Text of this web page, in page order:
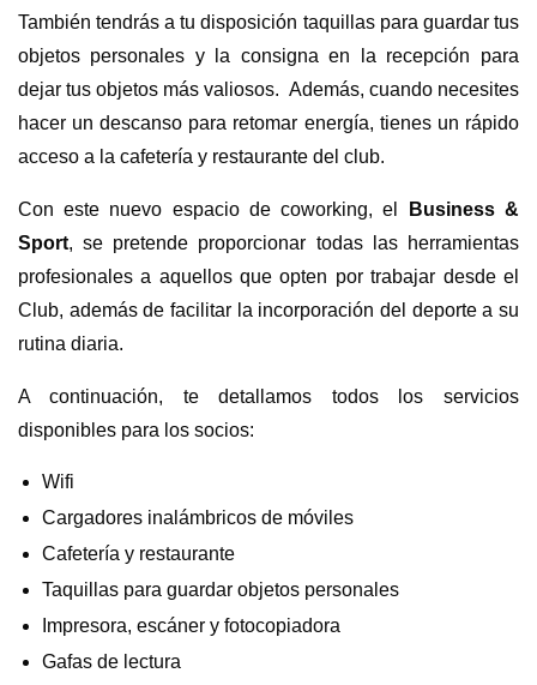
También tendrás a tu disposición taquillas para guardar tus
objetos personales y la consigna en la recepción para
dejar tus objetos más valiosos. Además, cuando necesites
hacer un descanso para retomar energía, tienes un rápido
acceso a la cafetería y restaurante del club.
Con este nuevo espacio de coworking, el
Business &
Sport, se pretende proporcionar todas las herramientas
profesionales a aquellos que opten por trabajar desde el
Club, además de facilitar la incorporación del deporte a su
rutina diaria.
A continuación, te detallamos todos los servicios
disponibles para los socios:
Wifi
Cargadores inalámbricos de móviles
Cafetería y restaurante
Taquillas para guardar objetos personales
Impresora, escáner y fotocopiadora
Gafas de lectura